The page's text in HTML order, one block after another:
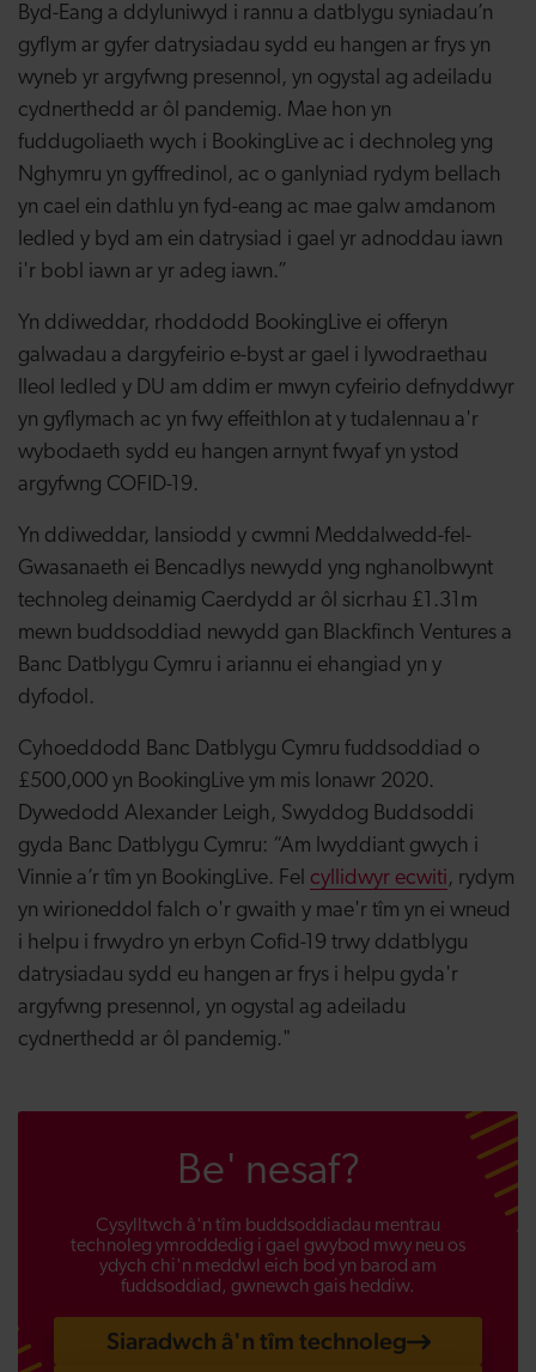
Byd-Eang a ddyluniwyd i rannu a datblygu syniadau’n
gyflym ar gyfer datrysiadau sydd eu hangen ar frys yn
wyneb yr argyfwng presennol, yn ogystal ag adeiladu
cydnerthedd ar ôl pandemig. Mae hon yn
fuddugoliaeth wych i BookingLive ac i dechnoleg yng
Nghymru yn gyffredinol, ac o ganlyniad rydym bellach
yn cael ein dathlu yn fyd-eang ac mae galw amdanom
ledled y byd am ein datrysiad i gael yr adnoddau iawn
i'r bobl iawn ar yr adeg iawn.”
Yn ddiweddar, rhoddodd BookingLive ei offeryn
galwadau a dargyfeirio e-byst ar gael i lywodraethau
lleol ledled y DU am ddim er mwyn cyfeirio defnyddwyr
yn gyflymach ac yn fwy effeithlon at y tudalennau a'r
wybodaeth sydd eu hangen arnynt fwyaf yn ystod
argyfwng COFID-19.
Yn ddiweddar, lansiodd y cwmni Meddalwedd-fel-
Gwasanaeth ei Bencadlys newydd yng nghanolbwynt
technoleg deinamig Caerdydd ar ôl sicrhau £1.31m
mewn buddsoddiad newydd gan Blackfinch Ventures a
Banc Datblygu Cymru i ariannu ei ehangiad yn y
dyfodol.
Cyhoeddodd Banc Datblygu Cymru fuddsoddiad o
£500,000 yn BookingLive ym mis Ionawr 2020.
Dywedodd Alexander Leigh, Swyddog Buddsoddi
gyda Banc Datblygu Cymru: “Am lwyddiant gwych i
Vinnie a’r tîm yn BookingLive. Fel cyllidwyr ecwiti, rydym
yn wirioneddol falch o'r gwaith y mae'r tîm yn ei wneud
i helpu i frwydro yn erbyn Cofid-19 trwy ddatblygu
datrysiadau sydd eu hangen ar frys i helpu gyda'r
argyfwng presennol, yn ogystal ag adeiladu
cydnerthedd ar ôl pandemig."
Be' nesaf?
Cysylltwch â'n tîm buddsoddiadau mentrau
technoleg ymroddedig i gael gwybod mwy neu os
ydych chi'n meddwl eich bod yn barod am
fuddsoddiad, gwnewch gais heddiw.
Siaradwch â'n tîm technoleg